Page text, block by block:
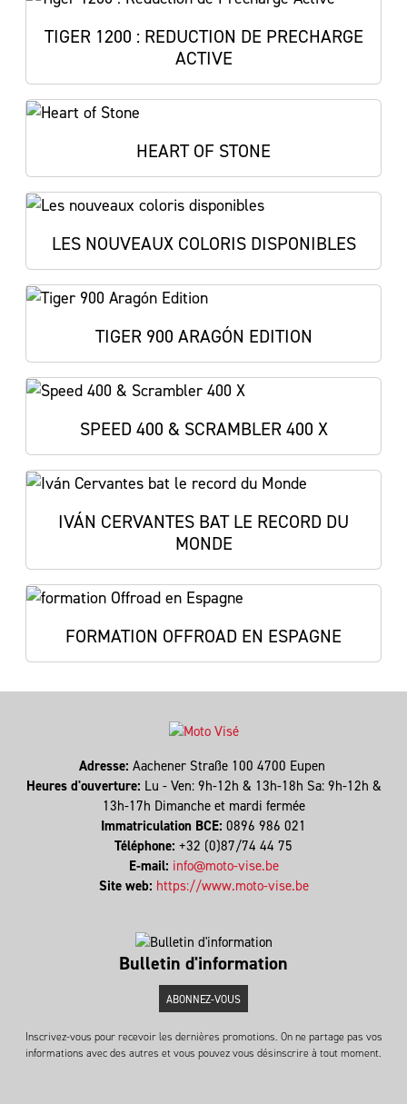
TIGER 1200 : REDUCTION DE PRECHARGE
ACTIVE
HEART OF STONE
LES NOUVEAUX COLORIS DISPONIBLES
TIGER 900 ARAGÓN EDITION
SPEED 400 & SCRAMBLER 400 X
IVÁN CERVANTES BAT LE RECORD DU
MONDE
FORMATION OFFROAD EN ESPAGNE
Adresse: Aachener Straße 100 4700 Eupen
Heures d'ouverture: Lu - Ven: 9h-12h & 13h-18h Sa: 9h-12h &
13h-17h Dimanche et mardi fermée
Immatriculation BCE: 0896 986 021
Téléphone: +32 (0)87/74 44 75
E-mail: info@moto-vise.be
Site web: https://www.moto-vise.be
Bulletin d'information
ABONNEZ-VOUS
Inscrivez-vous pour recevoir les dernières promotions. On ne partage pas vos
informations avec des autres et vous pouvez vous désinscrire à tout moment.